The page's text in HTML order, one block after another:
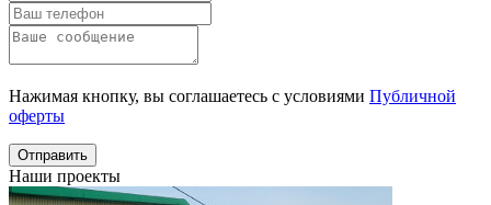
Нажимая кнопку, вы соглашаетесь с условиями Публичной
оферты
Отправить
Наши проекты